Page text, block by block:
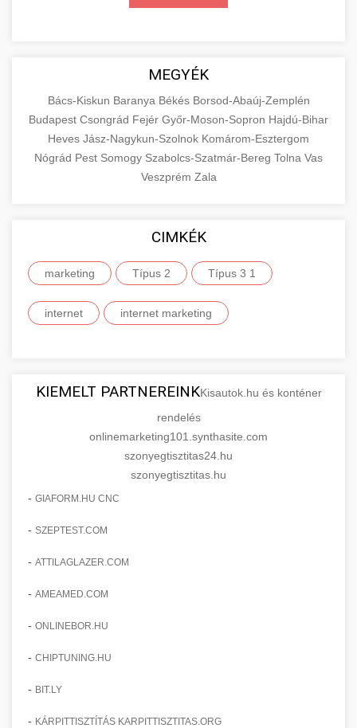
MEGYÉK
Bács-Kiskun Baranya Békés Borsod-Abaúj-Zemplén
Budapest Csongrád Fejér Győr-Moson-Sopron Hajdú-Bihar
Heves Jász-Nagykun-Szolnok Komárom-Esztergom
Nógrád Pest Somogy Szabolcs-Szatmár-Bereg Tolna Vas
Veszprém Zala
CIMKÉK
marketing Típus 2 Típus 3 1
internet internet marketing
KIEMELT PARTNEREINKKisautok.hu és konténer
rendelés
onlinemarketing101.synthasite.com
szonyegtisztitas24.hu
szonyegtisztitas.hu
- GIAFORM.HU CNC
- SZEPTEST.COM
- ATTILAGLAZER.COM
- AMEAMED.COM
- ONLINEBOR.HU
- CHIPTUNING.HU
- BIT.LY
- KÁRPITTISZTÍTÁS KARPITTISZTITAS.ORG